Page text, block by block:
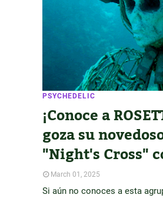
PSYCHEDELIC
¡Conoce a
goza su
"Night's Cross"
March 01, 2025
Si aún no conoces a esta